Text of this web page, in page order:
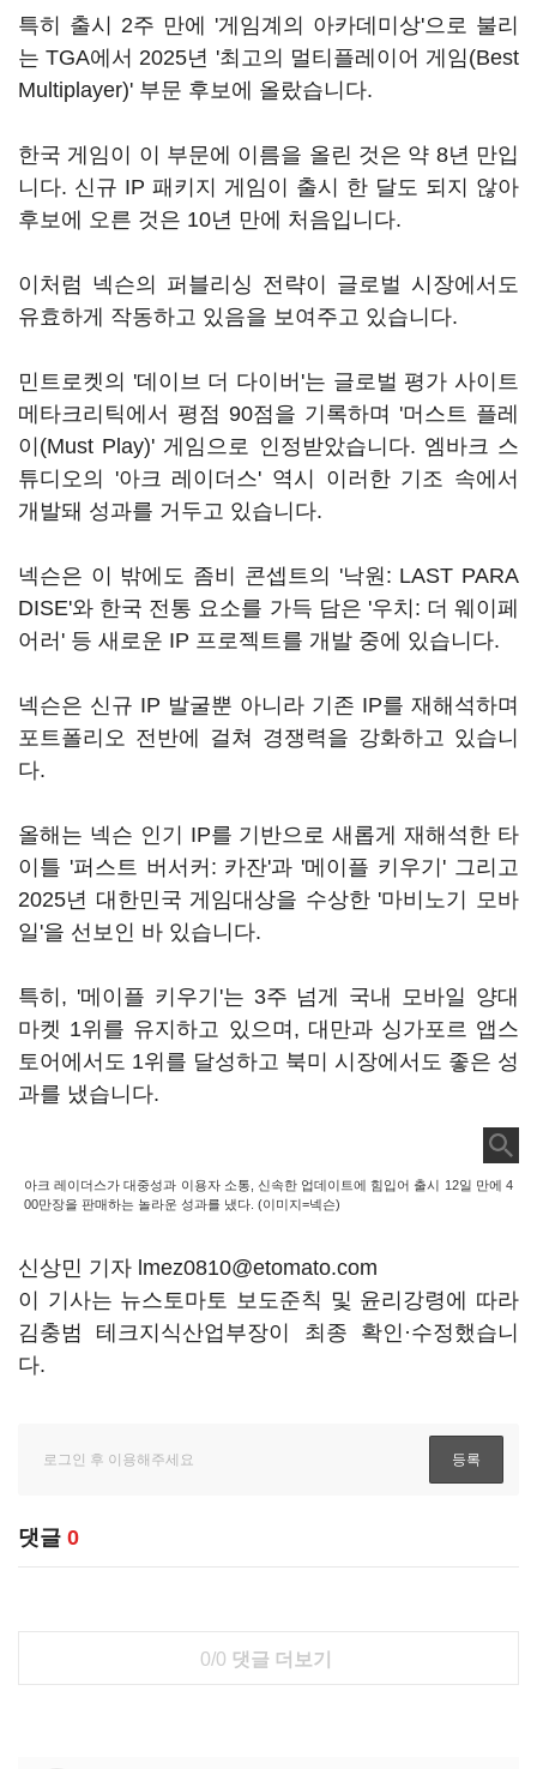
특히 출시 2주 만에 '게임계의 아카데미상'으로 불리
는 TGA에서 2025년 '최고의 멀티플레이어 게임(Best
Multiplayer)' 부문 후보에 올랐습니다.
한국 게임이 이 부문에 이름을 올린 것은 약 8년 만입
니다. 신규 IP 패키지 게임이 출시 한 달도 되지 않아
후보에 오른 것은 10년 만에 처음입니다.
이처럼 넥슨의 퍼블리싱 전략이 글로벌 시장에서도
유효하게 작동하고 있음을 보여주고 있습니다.
민트로켓의 '데이브 더 다이버'는 글로벌 평가 사이트
메타크리틱에서 평점 90점을 기록하며 '머스트 플레
이(Must Play)' 게임으로 인정받았습니다. 엠바크 스
튜디오의 '아크 레이더스' 역시 이러한 기조 속에서
개발돼 성과를 거두고 있습니다.
넥슨은 이 밖에도 좀비 콘셉트의 '낙원: LAST PARA
DISE'와 한국 전통 요소를 가득 담은 '우치: 더 웨이페
어러' 등 새로운 IP 프로젝트를 개발 중에 있습니다.
넥슨은 신규 IP 발굴뿐 아니라 기존 IP를 재해석하며
포트폴리오 전반에 걸쳐 경쟁력을 강화하고 있습니
다.
올해는 넥슨 인기 IP를 기반으로 새롭게 재해석한 타
이틀 '퍼스트 버서커: 카잔'과 '메이플 키우기' 그리고
2025년 대한민국 게임대상을 수상한 '마비노기 모바
일'을 선보인 바 있습니다.
특히, '메이플 키우기'는 3주 넘게 국내 모바일 양대
마켓 1위를 유지하고 있으며, 대만과 싱가포르 앱스
토어에서도 1위를 달성하고 북미 시장에서도 좋은 성
과를 냈습니다.
아크 레이더스가 대중성과 이용자 소통, 신속한 업데이트에 힘입어 출시 12일 만에 4
00만장을 판매하는 놀라운 성과를 냈다. (이미지=넥슨)
신상민 기자 lmez0810@etomato.com
이 기사는 뉴스토마토 보도준칙 및 윤리강령에 따라
김충범 테크지식산업부장이 최종 확인·수정했습니
다.
댓글 0
0/0 댓글 더보기